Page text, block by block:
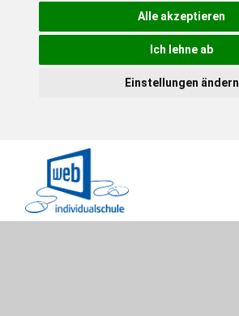
Alle akzeptieren
Ich lehne ab
Einstellungen ändern